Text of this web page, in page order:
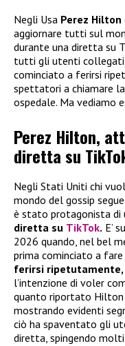
Negli Usa Perez Hilton
aggiornare tutti sul
durante una diretta su
tutti gli utenti
cominciato a ferirsi
spettatori a chiamare
ospedale. Ma vediamo
Perez Hilton,
diretta su
Negli Stati Uniti chi
mondo del gossip
è stato protagonista
diretta su TikTok. E’
2026 quando, nel bel
prima cominciato a
ferirsi ripetutamente,
l’intenzione di voler
quanto riportato
mostrando evidenti
ciò ha spaventato gli
diretta, spingendo